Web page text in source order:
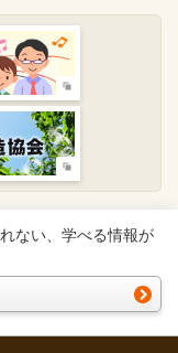
ない、学べる情報が